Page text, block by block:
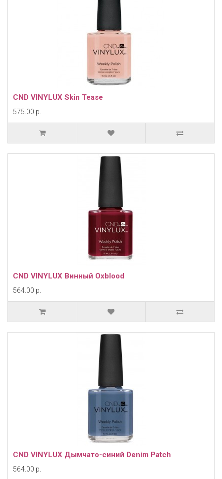
CND VINYLUX Skin Tease
575.00 р.
CND VINYLUX Винный Oxblood
564.00 р.
CND VINYLUX Дымчато-синий Denim Patch
564.00 р.